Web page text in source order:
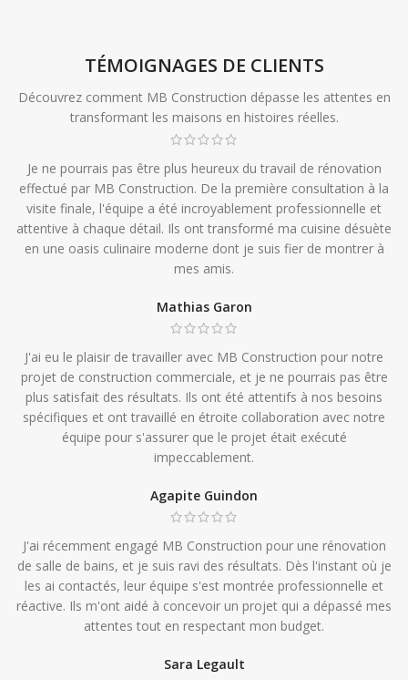
TÉMOIGNAGES DE CLIENTS
Découvrez comment MB Construction dépasse les attentes en
transformant les maisons en histoires réelles.
Je ne pourrais pas être plus heureux du travail de rénovation
effectué par MB Construction. De la première consultation à la
visite finale, l'équipe a été incroyablement professionnelle et
attentive à chaque détail. Ils ont transformé ma cuisine désuète
en une oasis culinaire moderne dont je suis fier de montrer à
mes amis.
Mathias Garon
J'ai eu le plaisir de travailler avec MB Construction pour notre
projet de construction commerciale, et je ne pourrais pas être
plus satisfait des résultats. Ils ont été attentifs à nos besoins
spécifiques et ont travaillé en étroite collaboration avec notre
équipe pour s'assurer que le projet était exécuté
impeccablement.
Agapite Guindon
J'ai récemment engagé MB Construction pour une rénovation
de salle de bains, et je suis ravi des résultats. Dès l'instant où je
les ai contactés, leur équipe s'est montrée professionnelle et
réactive. Ils m'ont aidé à concevoir un projet qui a dépassé mes
attentes tout en respectant mon budget.
Sara Legault